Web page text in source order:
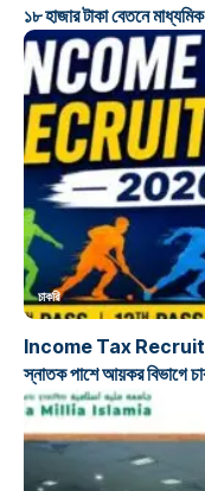
১৮ হাজার টাকা বেতনে
চাকরি
Income Tax
স্নাতক পাশে আয়কর বিভাগে